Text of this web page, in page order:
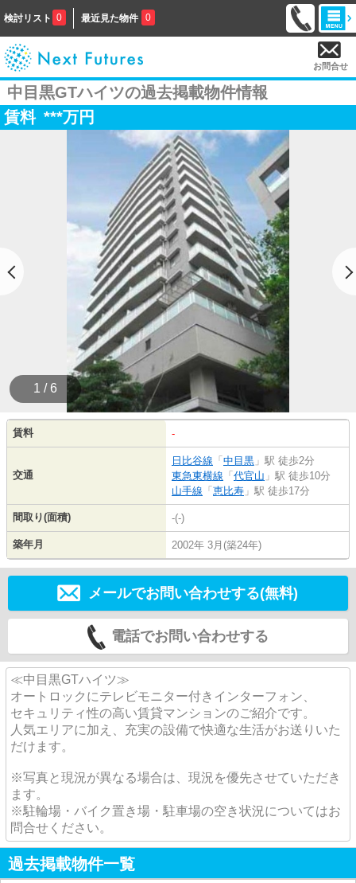
検討リスト 0 最近見た物件 0
お問合せ
中目黒GTハイツの過去掲載物件情報
賃料 ***万円
1 / 6
賃料 -
交通
日比谷線 「 中目黒 」駅 徒歩2分
東急東横線 「 代官山 」駅 徒歩10分
山手線 「 恵比寿 」駅 徒歩17分
間取り(面積) -(-)
築年月 2002年 3月(築24年)
メールでお問い合わせする(無料)
電話でお問い合わせする
≪中目黒GTハイツ≫
オートロックにテレビモニター付きインターフォン、
セキュリティ性の高い賃貸マンションのご紹介です。
人気エリアに加え、充実の設備で快適な生活がお送りいた
だけます。
※写真と現況が異なる場合は、現況を優先させていただき
ます。
※駐輪場・バイク置き場・駐車場の空き状況についてはお
問合せください。
過去掲載物件一覧